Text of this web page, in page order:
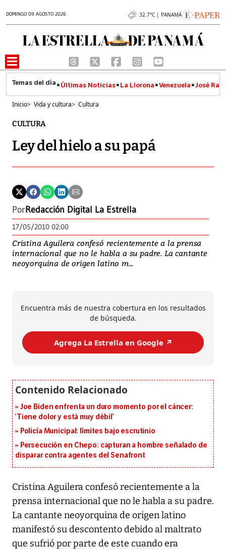
DOMINGO 09 AGOSTO 2026 32.7°C | PANAMÁ
Últimas Noticias La Llorona Venezuela José
Inicio> Vida y cultura> Cultura
CULTURA
Ley del hielo a su papá
PorRedacción Digital La Estrella
17/05/2010 02:00
Cristina Aguilera confesó recientemente a la prensa
internacional que no le habla a su padre. La cantante
neoyorquina de origen latino m...
Encuentra más de nuestra cobertura en los resultados
de búsqueda.
Agrega La Estrella en Google ↗️
Joe Biden enfrenta un duro momento por el cáncer:
‘Tiene dolor y está muy débil’
Policía Municipal: límites bajo escrutinio
Persecución en Chepo: capturan a hombre señalado de
disparar contra agentes del Senafront
Cristina Aguilera confesó recientemente a la
prensa internacional que no le habla a su padre.
La cantante neoyorquina de origen latino
manifestó su descontento debido al maltrato
que sufrió por parte de este cuando era